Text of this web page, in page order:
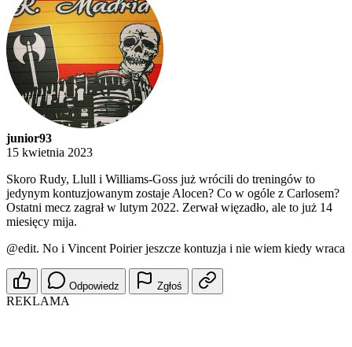
junior93
15 kwietnia 2023
Skoro Rudy, Llull i Williams-Goss już wrócili do treningów to
jedynym kontuzjowanym zostaje Alocen? Co w ogóle z Carlosem?
Ostatni mecz zagrał w lutym 2022. Zerwał więzadło, ale to już 14
miesięcy mija.
@edit. No i Vincent Poirier jeszcze kontuzja i nie wiem kiedy wraca
Odpowiedz Zgłoś
REKLAMA